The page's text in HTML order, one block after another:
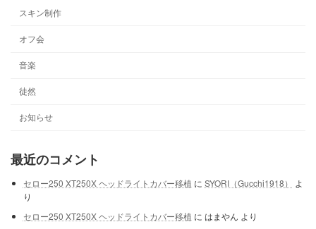
スキン制作
オフ会
音楽
徒然
お知らせ
最近のコメント
セロー250 XT250X ヘッドライトカバー移植 に SYORI（Gucchi1918）
よ
り
セロー250 XT250X ヘッドライトカバー移植 に はまやん より